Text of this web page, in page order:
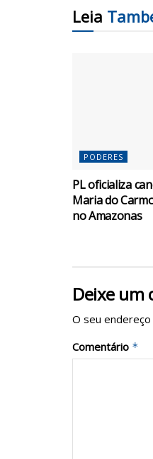
Leia
PODERES
PL oficializa
Maria do
no Amazonas
Deixe um
O seu
Comentário *